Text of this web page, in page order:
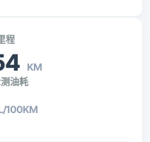
程
KM
油耗
100KM